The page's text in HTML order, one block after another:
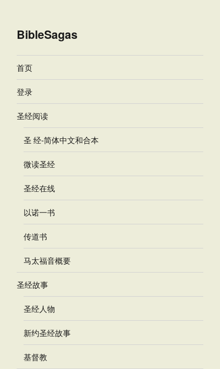
BibleSagas
首页
登录
圣经阅读
圣 经-简体中文和合本
微读圣经
圣经在线
以诺一书
传道书
马太福音概要
圣经故事
圣经人物
新约圣经故事
基督教